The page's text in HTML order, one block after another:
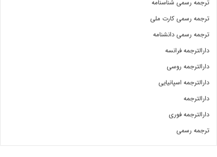
ترجمه رسمی شناسنامه
ترجمه رسمی کارت ملی
ترجمه رسمی دانشنامه
دارالترجمه فرانسه
دارالترجمه روسی
دارالترجمه اسپانیایی
دارالترجمه
دارالترجمه فوری
ترجمه رسمی